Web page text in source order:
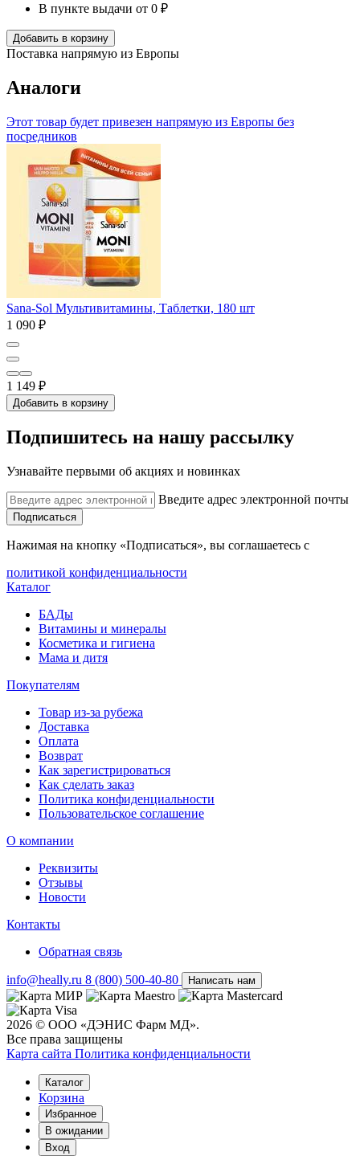
В пункте выдачи от 0 ₽
Добавить в корзину
Поставка напрямую из Европы
Аналоги
Этот товар будет привезен напрямую из Европы без
посредников
Sana-Sol Мультивитамины, Таблетки, 180 шт
1 090 ₽
1 149 ₽
Добавить в корзину
Подпишитесь на нашу рассылку
Узнавайте первыми об акциях и новинках
Введите адрес электронной почты
Подписаться
Нажимая на кнопку «Подписаться», вы соглашаетесь с
политикой конфиденциальности
Каталог
БАДы
Витамины и минералы
Косметика и гигиена
Мама и дитя
Покупателям
Товар из-за рубежа
Доставка
Оплата
Возврат
Как зарегистрироваться
Как сделать заказ
Политика конфиденциальности
Пользовательское соглашение
О компании
Реквизиты
Отзывы
Новости
Контакты
Обратная связь
info@heally.ru 8 (800) 500-40-80 Написать нам
2026 © ООО «ДЭНИС Фарм МД».
Все права защищены
Карта сайта Политика конфиден­циальности
Каталог
Корзина
Избранное
В ожидании
Вход